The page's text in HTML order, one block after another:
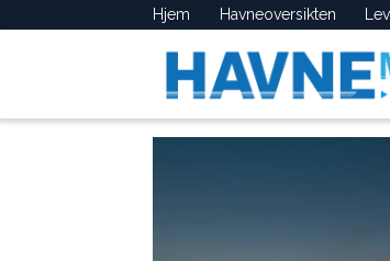
Hjem Havneoversikten